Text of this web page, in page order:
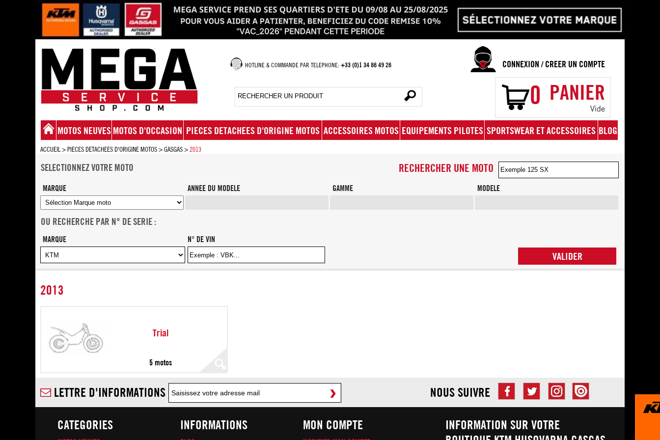
HOTLINE & COMMANDE PAR TELEPHONE: +33 (0)1 34 86 49 26 CONNEXION/ CREER UN COMPTE
0 PANIER
Vide
MOTOS NEUVES MOTOS D'OCCASION PIECES DETACHEES D'ORIGINE MOTOS ACCESSOIRES MOTOS EQUIPEMENTS PILOTES SPORTSWEAR ET ACCESSOIRES BLOG
ACCUEIL>PIECES DETACHEES D'ORIGINE MOTOS>GASGAS>2013
RECHERCHER UNE MOTO
SELECTIONNEZ VOTRE MOTO
MARQUE ANNEE DU MODELE GAMME MODELE
OU RECHERCHE PAR N° DE SERIE :
MARQUE N° DE VIN
VALIDER
2013
Trial
5 motos
LETTRE D'INFORMATIONS NOUS SUIVRE
CATEGORIES INFORMATIONS MON COMPTE
INFORMATION SUR VOTRE